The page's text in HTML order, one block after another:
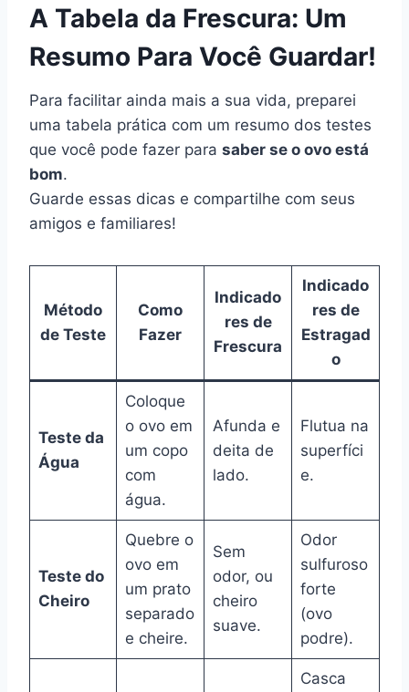
A Tabela da Frescura: Um
Resumo Para Você Guardar!
Para facilitar ainda mais a sua vida, preparei
uma tabela prática com um resumo dos testes
que você pode fazer para saber se o ovo está
bom.
Guarde essas dicas e compartilhe com seus
amigos e familiares!
Método
de Teste
Como
Fazer
Indicado
res de
Frescura
Indicado
res de
Estragad
o
Teste da
Água
Coloque
o ovo em
um copo
com
água.
Afunda e
deita de
lado.
Flutua na
superfíci
e.
Teste do
Cheiro
Quebre o
ovo em
um prato
separado
e cheire.
Sem
odor, ou
cheiro
suave.
Odor
sulfuroso
forte
(ovo
podre).
Casca